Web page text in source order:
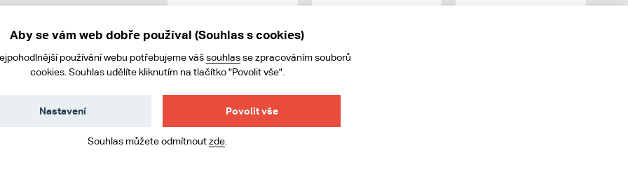
online; v případě
Aby se vám web dobře používal (Souhlas s cookies)
používání webu potřebujeme vášsouhlasse zpracováním souborů
cookies. Souhlas udělíte kliknutím na tlačítko "Povolit vše".
Povolit vše
Nastavení
Souhlas můžete odmítnoutzde.